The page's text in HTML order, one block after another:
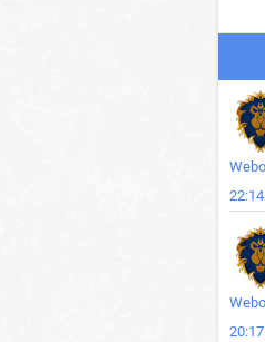
22:14
20:17